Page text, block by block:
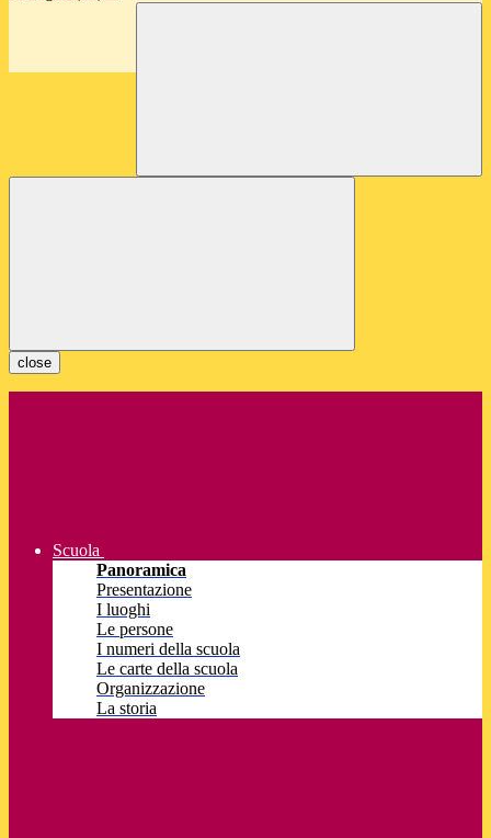
close
Scuola
Panoramica
Presentazione
I luoghi
Le persone
I numeri della scuola
Le carte della scuola
Organizzazione
La storia